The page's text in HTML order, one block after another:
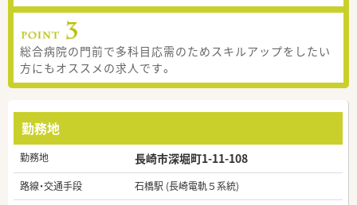
総合病院の門前で多科目応需のためスキルアップをしたい
方にもオススメの求人です。
勤務地
勤務地 長崎市深堀町1-11-108
路線・交通手段
石橋駅 (長崎電軌５系統)